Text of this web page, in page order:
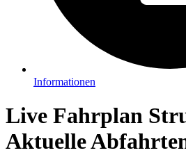
Informationen
Live Fahrplan
Aktuelle